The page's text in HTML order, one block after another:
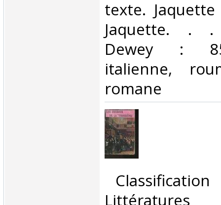
texte.
Jaquette. . .
Dewey :
italienne,
romane‎